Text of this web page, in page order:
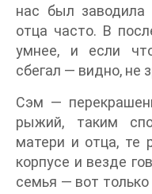
нас был заводила
отца часто. В
умнее, и если
сбегал — видно, не
Сэм —
рыжий, таким
матери и отца, те
корпусе и везде
семья — вот